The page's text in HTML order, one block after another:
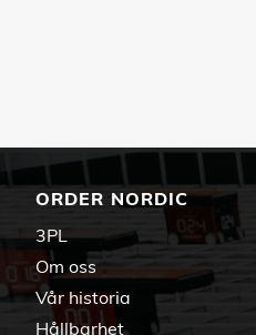
ORDER NORDIC
3PL
Om oss
Vår historia
Hållbarhet